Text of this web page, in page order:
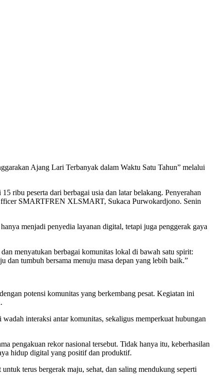
Ajang Lari Terbanyak dalam Waktu Satu Tahun” melalui
ribu peserta dari berbagai usia dan latar belakang. Penyerahan
SMARTFREN XLSMART, Sukaca Purwokardjono. Senin
menjadi penyedia layanan digital, tetapi juga penggerak gaya
menyatukan berbagai komunitas lokal di bawah satu spirit:
tumbuh bersama menuju masa depan yang lebih baik.”
potensi komunitas yang berkembang pesat. Kegiatan ini
interaksi antar komunitas, sekaligus memperkuat hubungan
pengakuan rekor nasional tersebut. Tidak hanya itu, keberhasilan
hidup digital yang positif dan produktif.
terus bergerak maju, sehat, dan saling mendukung seperti